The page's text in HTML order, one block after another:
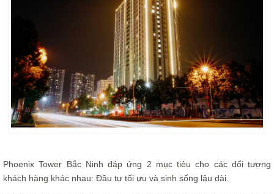
Phoenix Tower Bắc Ninh đáp ứng 2 mục tiêu cho các đối tượng
khách hàng khác nhau: Đầu tư tối ưu và sinh sống lâu dài.